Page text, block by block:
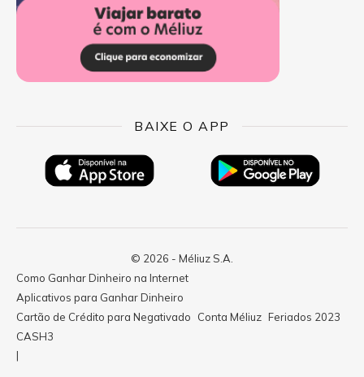
BAIXE O APP
© 2026 - Méliuz S.A.
Como Ganhar Dinheiro na Internet
Aplicativos para Ganhar Dinheiro
Cartão de Crédito para Negativado
Conta Méliuz Feriados 2023
CASH3